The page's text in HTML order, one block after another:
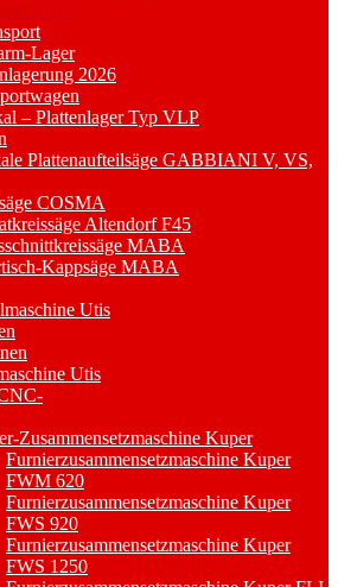
Lager
2026
– Plattenlager Typ VLP
Plattenaufteilsäge GABBIANI V, VS,
COSMA
Altendorf F45
MABA
Kappsäge MABA
Utis
Utis
Zusammensetzmaschine Kuper
Furnierzusammensetzmaschine Kuper
FWM 620
Furnierzusammensetzmaschine Kuper
FWS 920
Furnierzusammensetzmaschine Kuper
FWS 1250